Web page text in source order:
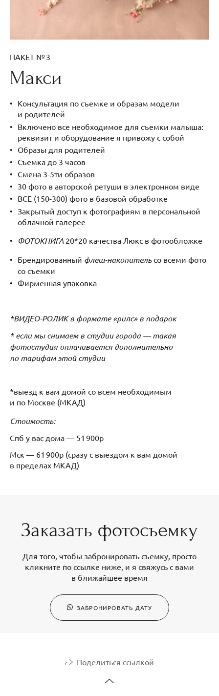
ПАКЕТ № 3
Макси
Консультация по съемке и образам модели
и родителей
Включено все необходимое для съемки малыша:
реквизит и оборудование я привожу с собой
Образы для родителей
Съемка до 3 часов
Смена 3-5ти образов
30 фото в авторской ретуши в электронном виде
ВСЕ (150-300) фото в базовой обработке
Закрытый доступ к фотографиям в персональной
облачной галерее
ФОТОКНИГА 20*20 качества Люкс в фотообложке
Брендированный флеш-накопительсо всеми фото
со съемки
Фирменная упаковка
*ВИДЕО-РОЛИК в формате «рилс» в подарок
* если мы снимаем в студии города — такая
фотостудия оплачивается дополнительно
по тарифам этой студии
*выезд к вам домой со всем необходимым
и по Москве (МКАД)
Стоимость:
Спб у вас дома — 51 900р
Мск — 61 900р (сразу с выездом к вам домой
в пределах МКАД)
Заказать фотосъемку
Для того, чтобы забронировать съемку, просто
кликните по ссылке ниже, и я свяжусь с вами
в ближайшее время
ЗАБРОНИРОВАТЬ ДАТУ
Поделиться ссылкой